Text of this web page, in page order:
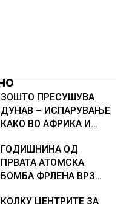
ЗОШТО ПРЕСУШУВА
ДУНАВ – ИСПАРУВАЊЕ
КАКО ВО АФРИКА И
ВОДА, објаснување на
хидрогеолог од Србија
ГОДИШНИНА ОД
ПРВАТА АТОМСКА
БОМБА ФРЛЕНА ВРЗ
КОЛКУ ЦЕНТРИТЕ ЗА